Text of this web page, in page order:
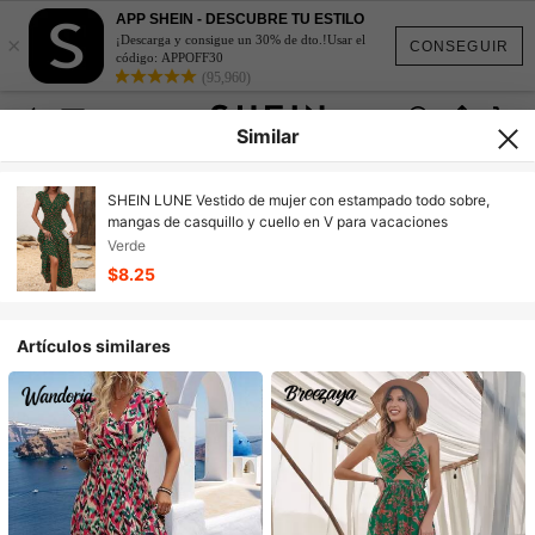
CONSEGUIR
×
APP SHEIN - DESCUBRE TU ESTILO
¡Descarga y consigue un 30% de dto.!Usar el
código: APPOFF30
(95,960)
Similar
SHEIN LUNE Vestido de mujer con estampado todo sobre,
mangas de casquillo y cuello en V para vacaciones
Verde
$8.25
Artículos similares